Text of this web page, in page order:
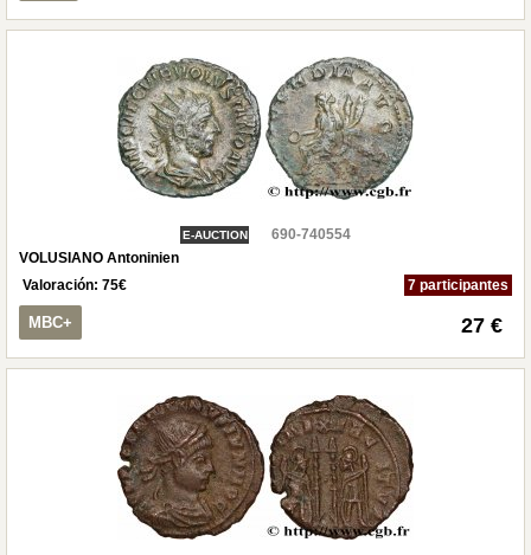
E-AUCTION
690-740554
VOLUSIANO Antoninien
Valoración: 75€ 7 participantes
MBC+ 27 €